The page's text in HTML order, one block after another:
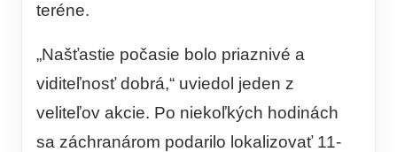
teréne.
„Našťastie počasie bolo priaznivé a
viditeľnosť dobrá,“ uviedol jeden z
veliteľov akcie. Po niekoľkých hodinách
sa záchranárom podarilo lokalizovať 11-